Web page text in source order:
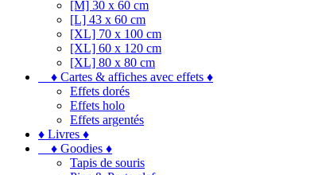
[M] 30 x 60 cm
[L] 43 x 60 cm
[XL] 70 x 100 cm
[XL] 60 x 120 cm
[XL] 80 x 80 cm
♦ Cartes & affiches avec effets ♦
Effets dorés
Effets holo
Effets argentés
♦ Livres ♦
♦ Goodies ♦
Tapis de souris